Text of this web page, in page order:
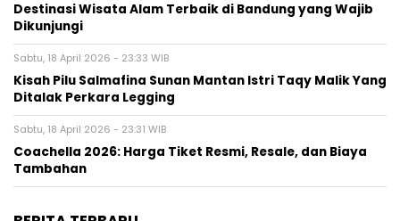
Destinasi Wisata Alam Terbaik di Bandung yang Wajib
Dikunjungi
Sabtu, 18 April 2026 - 23:33 WIB
Kisah Pilu Salmafina Sunan Mantan Istri Taqy Malik Yang
Ditalak Perkara Legging
Sabtu, 18 April 2026 - 23:31 WIB
Coachella 2026: Harga Tiket Resmi, Resale, dan Biaya
Tambahan